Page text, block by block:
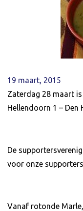
19 maart, 2015
Zaterdag 28 maart
Hellendoorn 1 – Den
De
voor onze
Vanaf rotonde